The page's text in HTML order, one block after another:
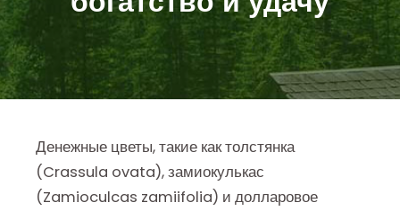
Денежные цветы, такие как толстянка
(Crassula ovata), замиокулькас
(Zamioculcas zamiifolia) и долларовое